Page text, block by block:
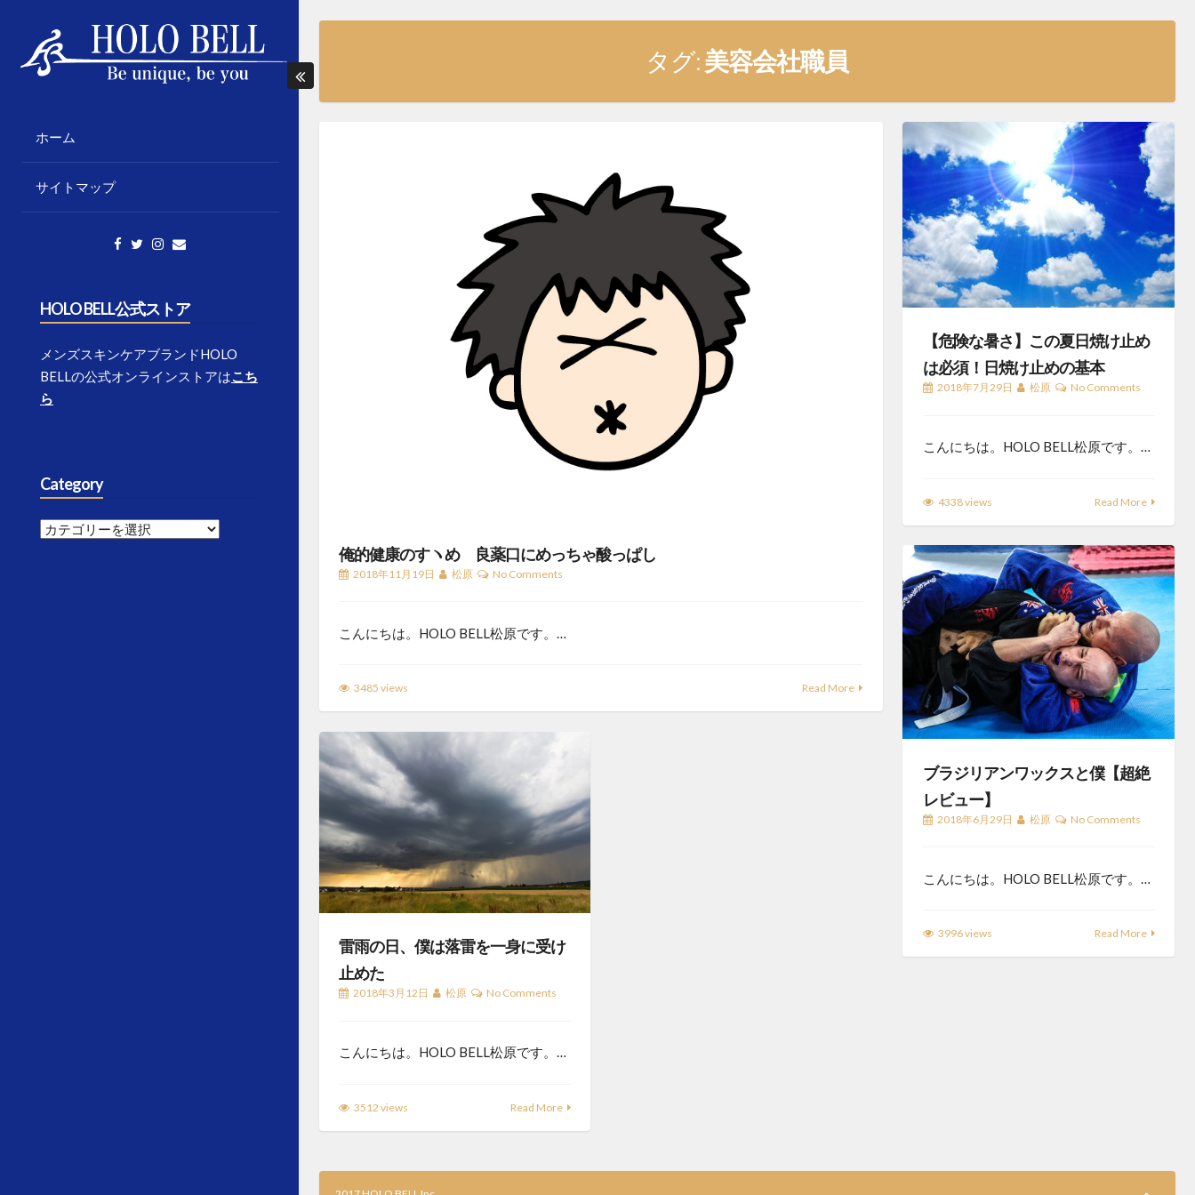
content
ホーム
サイトマップ
HOLO BELL公式ストア
メンズスキンケアブランドHOLO
BELLの公式オンラインストアはこち
ら
Category
Category
タグ:美容会社職員
俺的健康のすヽめ 良薬口にめっちゃ酸っぱし
2018年11月19日 松原 No Comments
こんにちは。HOLO BELL松原です。…
Read More
3485 views
【危険な暑さ】この夏日焼け止め
は必須！日焼け止めの基本
2018年7月29日 松原 No Comments
こんにちは。HOLO BELL松原です。…
Read More
4338 views
ブラジリアンワックスと僕【超絶
レビュー】
2018年6月29日 松原 No Comments
こんにちは。HOLO BELL松原です。…
Read More
3996 views
雷雨の日、僕は落雷を一身に受け
止めた
2018年3月12日 松原 No Comments
こんにちは。HOLO BELL松原です。…
Read More
3512 views